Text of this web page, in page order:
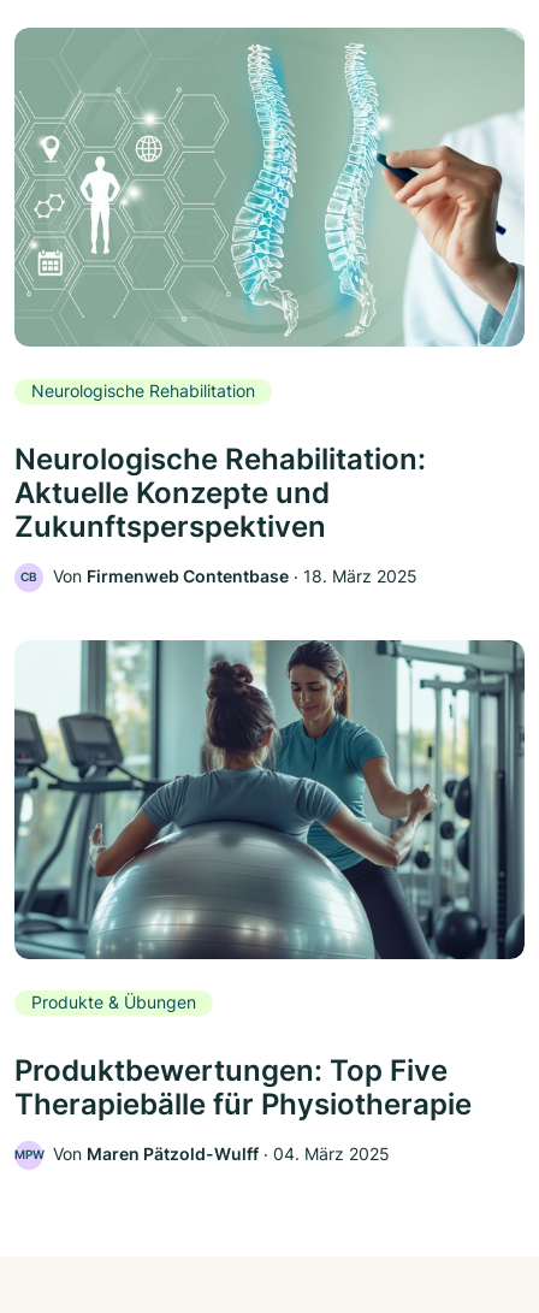
Neurologische Rehabilitation
Neurologische Rehabilitation:
Aktuelle Konzepte und
Zukunftsperspektiven
CB Von Firmenweb Contentbase ‧ 18. März 2025
Produkte & Übungen
Produktbewertungen: Top Five
Therapiebälle für Physiotherapie
MPW Von Maren Pätzold-Wulff ‧ 04. März 2025